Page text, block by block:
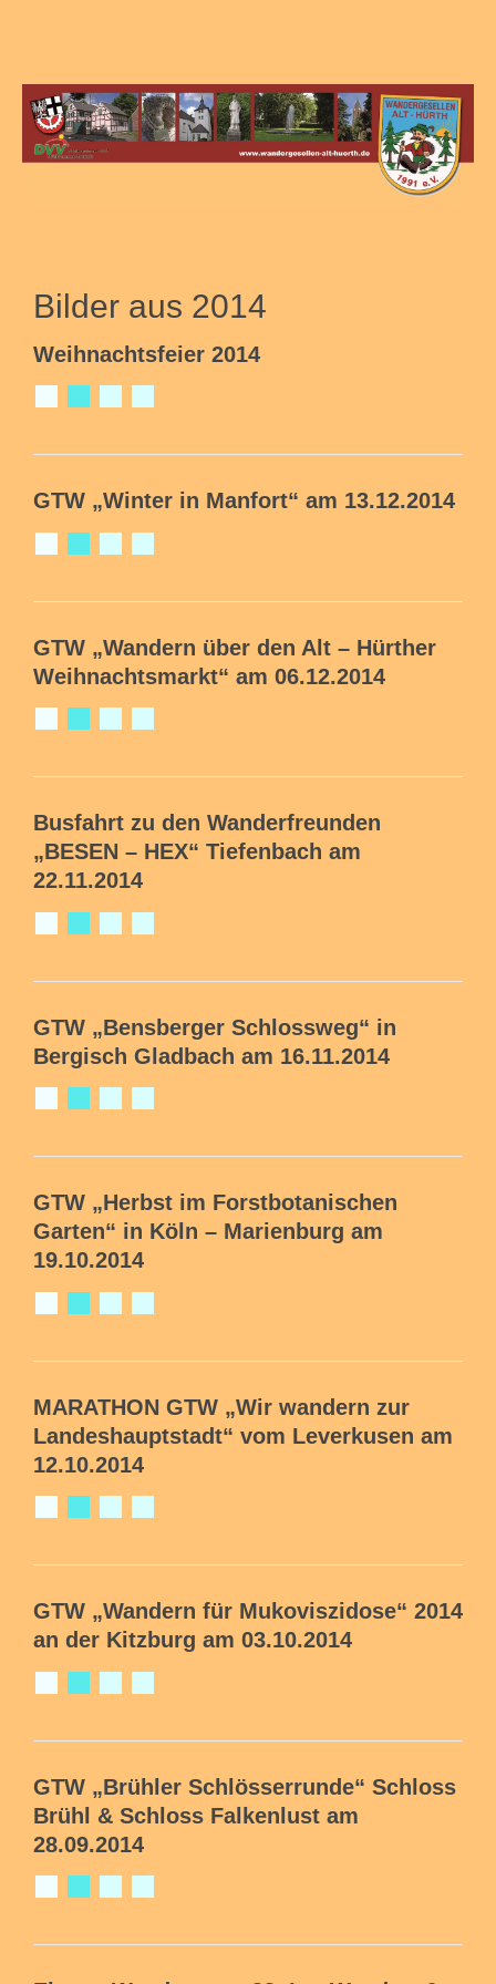
Bilder aus 2014
Weihnachtsfeier 2014
GTW „Winter in Manfort“ am 13.12.2014
GTW „Wandern über den Alt – Hürther
Weihnachtsmarkt“ am 06.12.2014
Busfahrt zu den Wanderfreunden
„BESEN – HEX“ Tiefenbach am
22.11.2014
GTW „Bensberger Schlossweg“ in
Bergisch Gladbach am 16.11.2014
GTW „Herbst im Forstbotanischen
Garten“ in Köln – Marienburg am
19.10.2014
MARATHON GTW „Wir wandern zur
Landeshauptstadt“ vom Leverkusen am
12.10.2014
GTW „Wandern für Mukoviszidose“ 2014
an der Kitzburg am 03.10.2014
GTW „Brühler Schlösserrunde“ Schloss
Brühl & Schloss Falkenlust am
28.09.2014